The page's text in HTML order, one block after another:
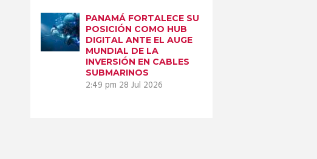
PANAMÁ FORTALECE SU
POSICIÓN COMO HUB
DIGITAL ANTE EL AUGE
MUNDIAL DE LA
INVERSIÓN EN CABLES
SUBMARINOS
2:49 pm 28 Jul 2026